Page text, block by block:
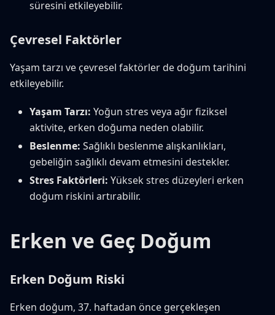
süresini etkileyebilir.
Çevresel Faktörler
Yaşam tarzı ve çevresel faktörler de doğum tarihini
etkileyebilir.
Yaşam Tarzı: Yoğun stres veya ağır fiziksel
aktivite, erken doğuma neden olabilir.
Beslenme: Sağlıklı beslenme alışkanlıkları,
gebeliğin sağlıklı devam etmesini destekler.
Stres Faktörleri: Yüksek stres düzeyleri erken
doğum riskini artırabilir.
Erken ve Geç Doğum
Erken Doğum Riski
Erken doğum, 37. haftadan önce gerçekleşen